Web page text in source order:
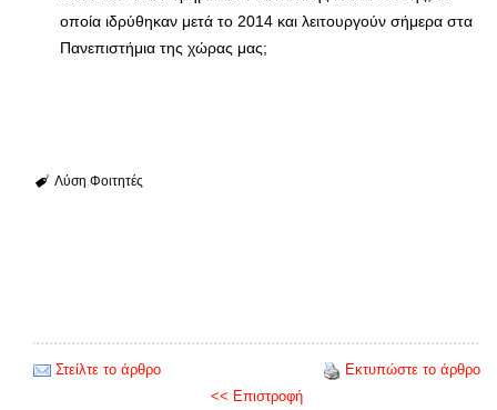
οποία ιδρύθηκαν μετά το 2014 και λειτουργούν σήμερα στα
Πανεπιστήμια της χώρας μας;
Λύση Φοιτητές
Στείλτε το άρθρο
Εκτυπώστε το άρθρο
<< Επιστροφή